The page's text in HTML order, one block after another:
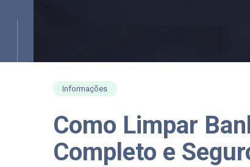
Informações
Como Limpar
Completo e